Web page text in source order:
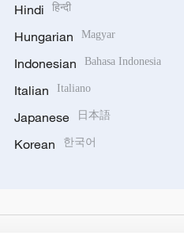
Hindi हिन्दी
Hungarian Magyar
Indonesian Bahasa Indonesia
Italian Italiano
Japanese 日本語
Korean 한국어